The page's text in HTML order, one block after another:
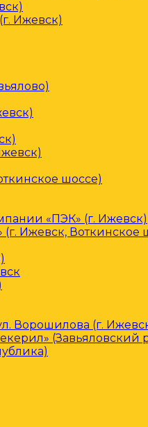
Ижевск)
шоссе)
«ПЭК» (г. Ижевск)
Ижевск, Воткинское
Ворошилова (г.
(Завьяловский